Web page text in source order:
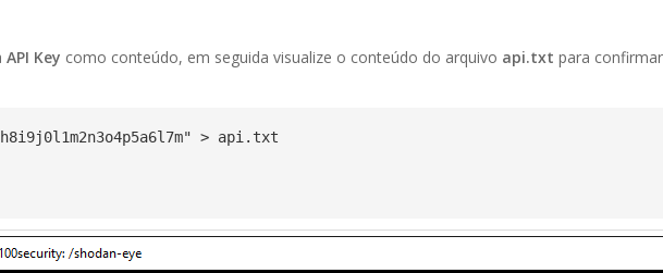
API Key como conteúdo, em seguida visualize o conteúdo do arquivo api.txt para
> api.txt